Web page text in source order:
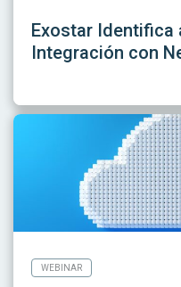
Exostar Identifica
Integración con
WEBINAR